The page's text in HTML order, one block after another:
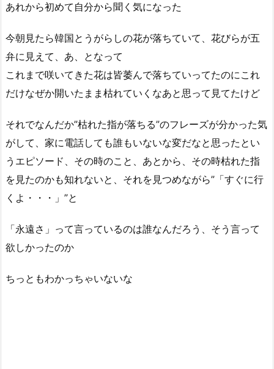
あれから初めて自分から聞く気になった
今朝見たら韓国とうがらしの花が落ちていて、花びらが五
弁に見えて、あ、となって
これまで咲いてきた花は皆萎んで落ちていってたのにこれ
だけなぜか開いたまま枯れていくなあと思って見てたけど
それでなんだか”枯れた指が落ちる”のフレーズが分かった気
がして、家に電話しても誰もいないな変だなと思ったとい
うエピソード、その時のこと、あとから、その時枯れた指
を見たのかも知れないと、それを見つめながら”「すぐに行
くよ・・・」”と
「永遠さ」って言っているのは誰なんだろう、そう言って
欲しかったのか
ちっともわかっちゃいないな